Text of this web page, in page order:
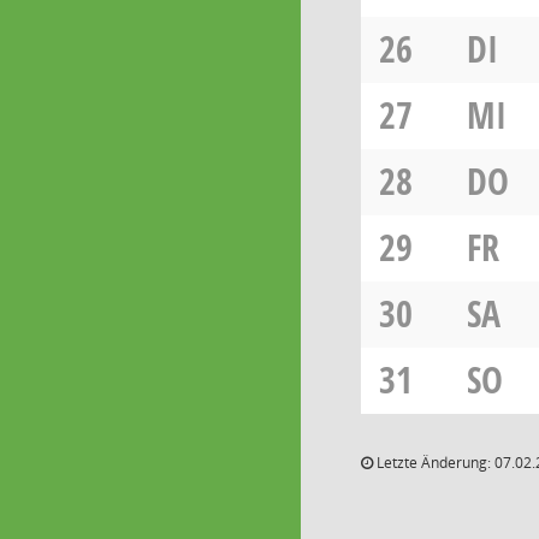
26
DI
27
MI
28
DO
29
FR
30
SA
31
SO
Letzte Änderung: